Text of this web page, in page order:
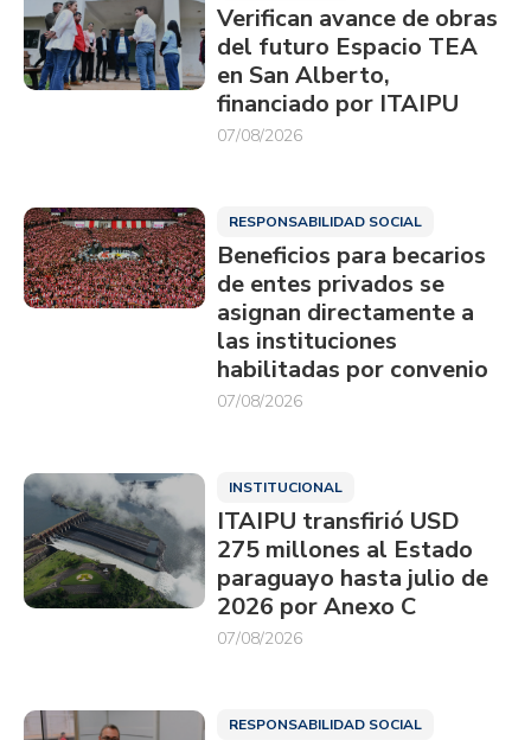
Verifican avance de obras
del futuro Espacio TEA
en San Alberto,
financiado por ITAIPU
07/08/2026
RESPONSABILIDAD SOCIAL
Beneficios para becarios
de entes privados se
asignan directamente a
las instituciones
habilitadas por convenio
07/08/2026
INSTITUCIONAL
ITAIPU transfirió USD
275 millones al Estado
paraguayo hasta julio de
2026 por Anexo C
07/08/2026
RESPONSABILIDAD SOCIAL